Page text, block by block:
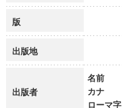
版
出版地
出版者
名前
カナ
ローマ字